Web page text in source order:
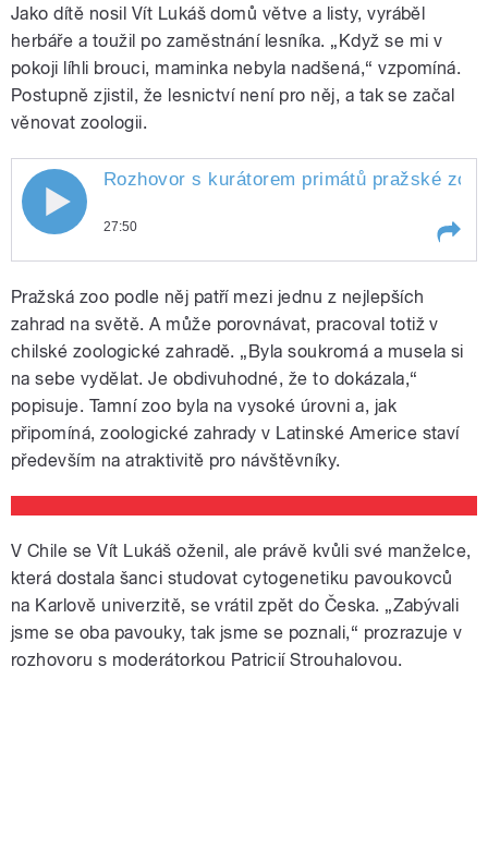
Jako dítě nosil Vít Lukáš domů větve a listy, vyráběl
herbáře a toužil po zaměstnání lesníka. „Když se mi v
pokoji líhli brouci, maminka nebyla nadšená,“ vzpomíná.
Postupně zjistil, že lesnictví není pro něj, a tak se začal
věnovat zoologii.
pause
Rozhovor s kurátorem primátů pražské
27:50
pražské zoo Vítem Lukášem o
rozdílech mezi gorilami a
orangutany, sklípkanech a
také o strašilkách, které
nevypadají vždy jako větvičky.
Moderuje Patricie
Pražská zoo podle něj patří mezi jednu z nejlepších
zahrad na světě. A může porovnávat, pracoval totiž v
chilské zoologické zahradě. „Byla soukromá a musela si
na sebe vydělat. Je obdivuhodné, že to dokázala,“
popisuje. Tamní zoo byla na vysoké úrovni a, jak
připomíná, zoologické zahrady v Latinské Americe staví
především na atraktivitě pro návštěvníky.
V Chile se Vít Lukáš oženil, ale právě kvůli své manželce,
která dostala šanci studovat cytogenetiku pavoukovců
na Karlově univerzitě, se vrátil zpět do Česka. „Zabývali
jsme se oba pavouky, tak jsme se poznali,“ prozrazuje v
rozhovoru s moderátorkou Patricií Strouhalovou.